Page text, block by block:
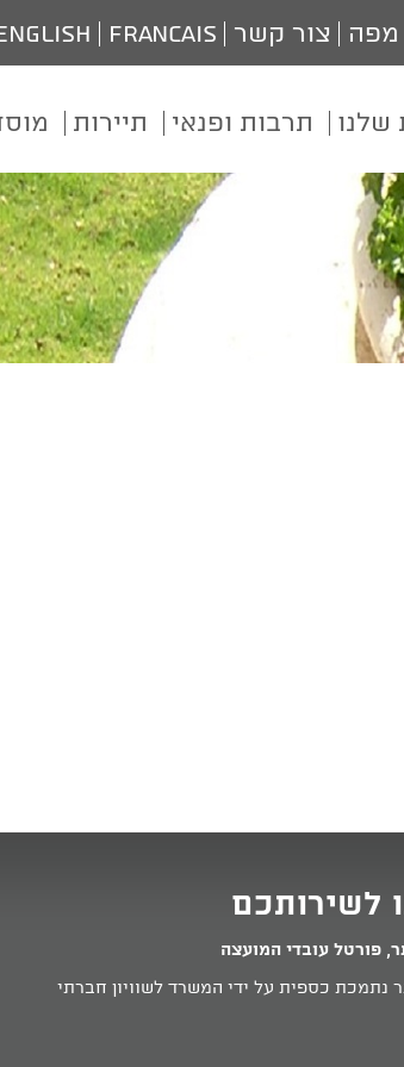
מפה צור קשר Francais
שלנו תרבות ופנאי תיירות
לשירותכם
,פורטל עובדי המועצה
נתמכת כספית על ידי המשרד לשוויון חברתי